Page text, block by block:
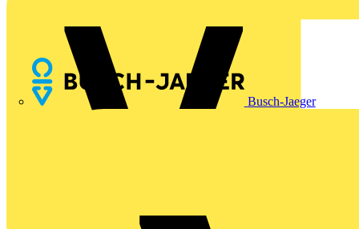
Busch-Jaeger